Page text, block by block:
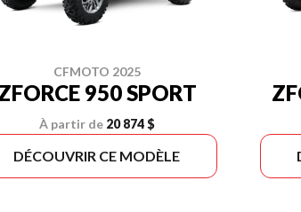
CFMOTO 2025
950 SPORT
À partir de 20 874 $
DÉCOUVRIR CE MODÈLE